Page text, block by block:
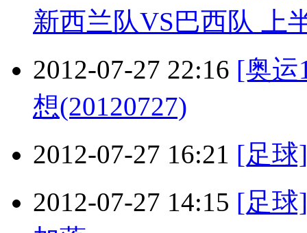
新西兰队VS巴西队 上
2012-07-27 22:16 [奥运
想(20120727)
2012-07-27 16:21 [足球
2012-07-27 14:15 [足球